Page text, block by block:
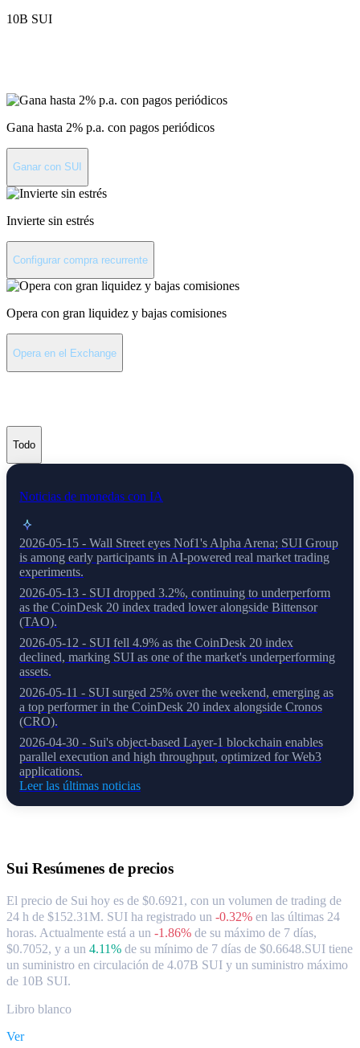
10B SUI
Gana hasta 2% p.a. con pagos periódicos
Ganar con SUI
Invierte sin estrés
Configurar compra recurrente
Opera con gran liquidez y bajas comisiones
Opera en el Exchange
Todo
Noticias de monedas con IA
2026-05-15 - Wall Street eyes Nof1's Alpha Arena; SUI Group
is among early participants in AI-powered real market trading
experiments.
2026-05-13 - SUI dropped 3.2%, continuing to underperform
as the CoinDesk 20 index traded lower alongside Bittensor
(TAO).
2026-05-12 - SUI fell 4.9% as the CoinDesk 20 index
declined, marking SUI as one of the market's underperforming
assets.
2026-05-11 - SUI surged 25% over the weekend, emerging as
a top performer in the CoinDesk 20 index alongside Cronos
(CRO).
2026-04-30 - Sui's object-based Layer-1 blockchain enables
parallel execution and high throughput, optimized for Web3
applications.
Leer las últimas noticias
Sui Resúmenes de precios
El precio de Sui hoy es de $0.6921, con un volumen de trading de
24 h de $152.31M. SUI ha registrado un -0.32% en las últimas 24
horas. Actualmente está a un -1.86% de su máximo de 7 días,
$0.7052, y a un 4.11% de su mínimo de 7 días de $0.6648.SUI tiene
un suministro en circulación de 4.07B SUI y un suministro máximo
de 10B SUI.
Libro blanco
Ver